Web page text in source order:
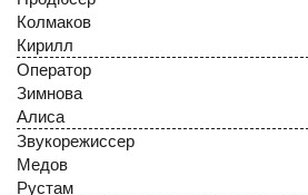
Колмаков
Кирилл
Оператор
Зимнова
Алиса
Звукорежиссер
Медов
Рустам